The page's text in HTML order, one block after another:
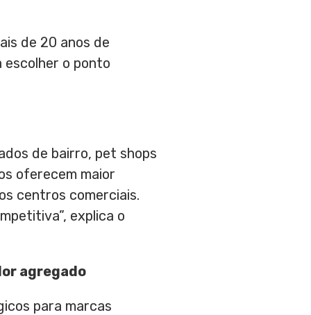
de 20 anos de
o ponto
de bairro, pet shops
oferecem maior
centros comerciais.
explica o
agregado
para marcas